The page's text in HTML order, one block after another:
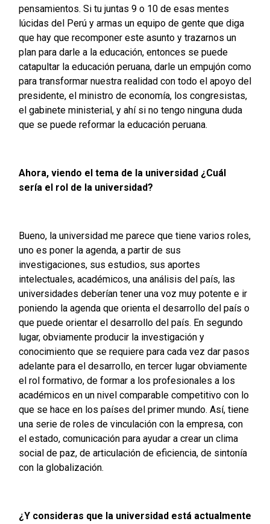
pensamientos. Si tu juntas 9 o 10 de esas mentes
lúcidas del Perú y armas un equipo de gente que diga
que hay que recomponer este asunto y trazarnos un
plan para darle a la educación, entonces se puede
catapultar la educación peruana, darle un empujón como
para transformar nuestra realidad con todo el apoyo del
presidente, el ministro de economía, los congresistas,
el gabinete ministerial, y ahí si no tengo ninguna duda
que se puede reformar la educación peruana.
Ahora, viendo el tema de la universidad ¿Cuál
sería el rol de la universidad?
Bueno, la universidad me parece que tiene varios roles,
uno es poner la agenda, a partir de sus
investigaciones, sus estudios, sus aportes
intelectuales, académicos, una análisis del país, las
universidades deberían tener una voz muy potente e ir
poniendo la agenda que orienta el desarrollo del país o
que puede orientar el desarrollo del país. En segundo
lugar, obviamente producir la investigación y
conocimiento que se requiere para cada vez dar pasos
adelante para el desarrollo, en tercer lugar obviamente
el rol formativo, de formar a los profesionales a los
académicos en un nivel comparable competitivo con lo
que se hace en los países del primer mundo. Así, tiene
una serie de roles de vinculación con la empresa, con
el estado, comunicación para ayudar a crear un clima
social de paz, de articulación de eficiencia, de sintonía
con la globalización.
¿Y consideras que la universidad está actualmente